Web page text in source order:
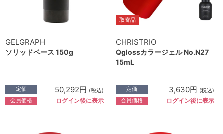
GELGRAPH
ソリッドベース 150g
定価 50,292円 (税込)
会員価格 ログイン後に表示
取寄品
CHRISTRIO
Qglossカラージェル No.N27
15mL
定価 3,630円 (税込)
会員価格 ログイン後に表示